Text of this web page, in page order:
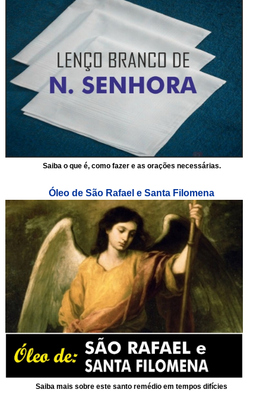
Saiba o que é, como fazer e as orações necessárias.
Óleo de São Rafael e Santa Filomena
Saiba mais sobre este santo remédio em tempos difícies